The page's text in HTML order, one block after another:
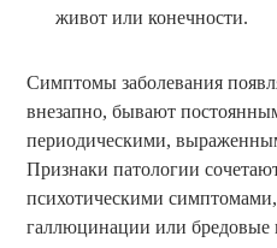
живот или конечности.
Симптомы заболевания
внезапно, бывают
периодическими,
Признаки патологии
психотическими
галлюцинации или бредовые